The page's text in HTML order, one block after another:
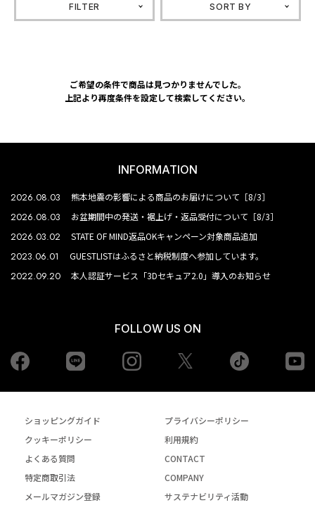
FILTER SORT BY
ご希望の条件で商品は見つかりませんでした。
上記より再度条件を設定して検索してください。
INFORMATION
2026.08.03 熊本地震の影響による商品のお届けについて［8/3］
2026.08.03 お盆期間中の発送・裾上げ・返品受付について［8/3］
2026.03.02 STATE OF MIND返品OKキャンペーン対象商品追加
2023.06.01 GUESTLISTはふるさと納税制度へ参加しています。
2022.09.20 本人認証サービス「3Dセキュア2.0」導入のお知らせ
FOLLOW US ON
Facebook Instagram tiktok
ショッピングガイド
プライバシーポリシー
クッキーポリシー
利用規約
よくある質問
CONTACT
特定商取引法
COMPANY
メールマガジン登録
サステナビリティ活動